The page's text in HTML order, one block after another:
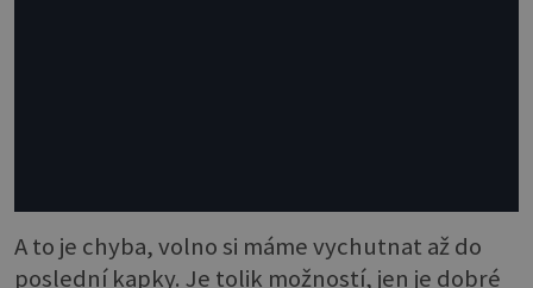
A to je chyba, volno si máme vychutnat až do
poslední kapky. Je tolik možností, jen je dobré